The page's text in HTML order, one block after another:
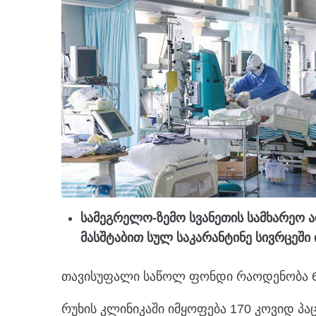
სამეგრელო-ზემო სვანეთის სამხარეო
მასშტაბით სულ საკარანტინე
თავისუფალი საწოლ ფონდი რაოდენობა
რუხის კლინიკაში იმყოფება 170 კოვიდ